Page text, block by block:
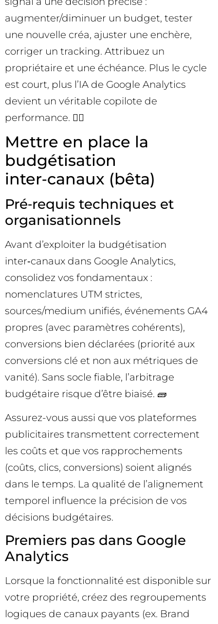
augmenter/diminuer un budget, tester
une nouvelle créa, ajuster une enchère,
corriger un tracking. Attribuez un
propriétaire et une échéance. Plus le cycle
est court, plus l’IA de Google Analytics
devient un véritable copilote de
performance. 🧑‍✈️
Mettre en place la
budgétisation
inter‑canaux (bêta)
Pré‑requis techniques et
organisationnels
Avant d’exploiter la budgétisation
inter‑canaux dans Google Analytics,
consolidez vos fondamentaux :
nomenclatures UTM strictes,
sources/medium unifiés, événements GA4
propres (avec paramètres cohérents),
conversions bien déclarées (priorité aux
conversions clé et non aux métriques de
vanité). Sans socle fiable, l’arbitrage
budgétaire risque d’être biaisé. 🧱
Assurez-vous aussi que vos plateformes
publicitaires transmettent correctement
les coûts et que vos rapprochements
(coûts, clics, conversions) soient alignés
dans le temps. La qualité de l’alignement
temporel influence la précision de vos
décisions budgétaires.
Premiers pas dans Google
Analytics
Lorsque la fonctionnalité est disponible sur
votre propriété, créez des regroupements
logiques de canaux payants (ex. Brand